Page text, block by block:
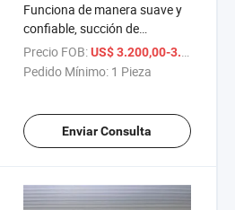
/ Pieza
Funciona de manera suave y
confiable, succión de
gravedad para uso comercial
con buen rendimiento en la
Precio FOB: US$ 3.200,00-3.400,00
Pedido Mínimo: 1 Pieza
Enviar Consulta